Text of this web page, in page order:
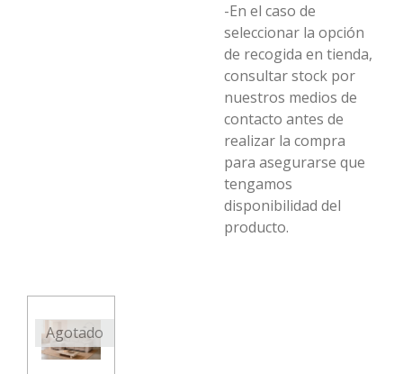
-En el caso de
seleccionar la opción
de recogida en tienda,
consultar stock por
nuestros medios de
contacto antes de
realizar la compra
para asegurarse que
tengamos
disponibilidad del
producto.
Agotado